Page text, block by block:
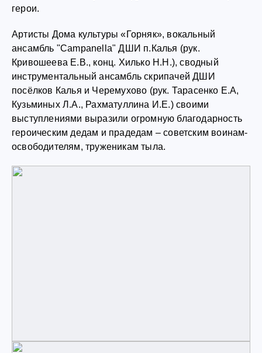
герои.
Артисты Дома культуры «Горняк», вокальный
ансамбль "Campanella" ДШИ п.Калья (рук.
Кривошеева Е.В., конц. Хилько Н.Н.), сводный
инструментальный ансамбль скрипачей ДШИ
посёлков Калья и Черемухово (рук. Тарасенко Е.А,
Кузьминых Л.А., Рахматуллина И.Е.) своими
выступлениями выразили огромную благодарность
героическим дедам и прадедам – советским воинам-
освободителям, труженикам тыла.